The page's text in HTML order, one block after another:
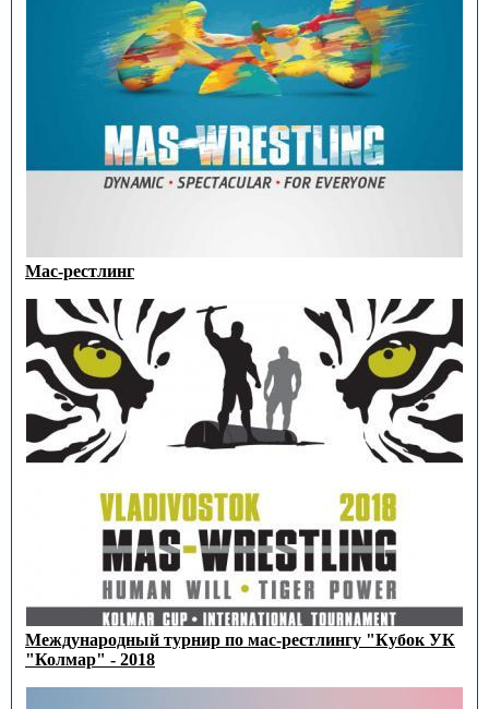
Мас-рестлинг
Международный турнир по мас-рестлингу "Кубок УК
"Колмар" - 2018